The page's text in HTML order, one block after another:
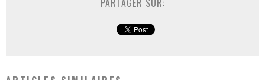
PARTAGER SUR: